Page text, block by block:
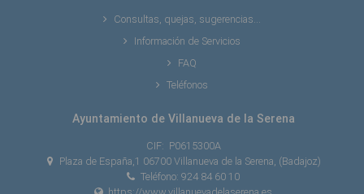
Consultas, quejas, sugerencias...
Información de Servicios
FAQ
Teléfonos
Ayuntamiento de Villanueva de la Serena
CIF: P0615300A
Plaza de España,1 06700 Villanueva de la Serena, (Badajoz)
Teléfono: 924 84 60 10